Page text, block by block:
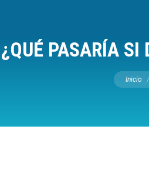
¿QUÉ PASARÍA SI
Estás
Inicio